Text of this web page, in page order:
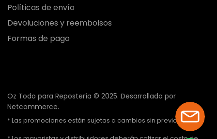
Políticas de envío
Devoluciones y reembolsos
Formas de pago
Oz Todo para Repostería © 2025. Desarrollado por
Netcommerce.
* Las promociones están sujetas a cambios sin previo aviso.